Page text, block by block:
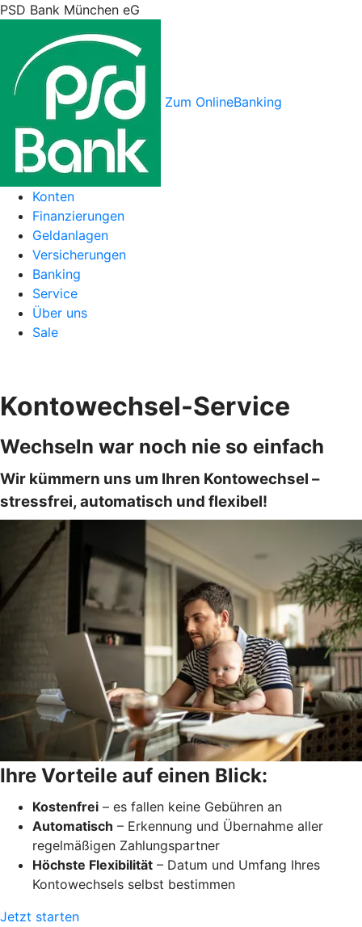
PSD Bank München eG
Zum OnlineBanking
Konten
Finanzierungen
Geldanlagen
Versicherungen
Banking
Service
Über uns
Sale
Kontowechsel-Service
Wechseln war noch nie so einfach
Wir kümmern uns um Ihren Kontowechsel –
stressfrei, automatisch und flexibel!
Ihre Vorteile auf einen Blick:
Kostenfrei – es fallen keine Gebühren an
Automatisch – Erkennung und Übernahme aller
regelmäßigen Zahlungspartner
Höchste Flexibilität – Datum und Umfang Ihres
Kontowechsels selbst bestimmen
Jetzt starten